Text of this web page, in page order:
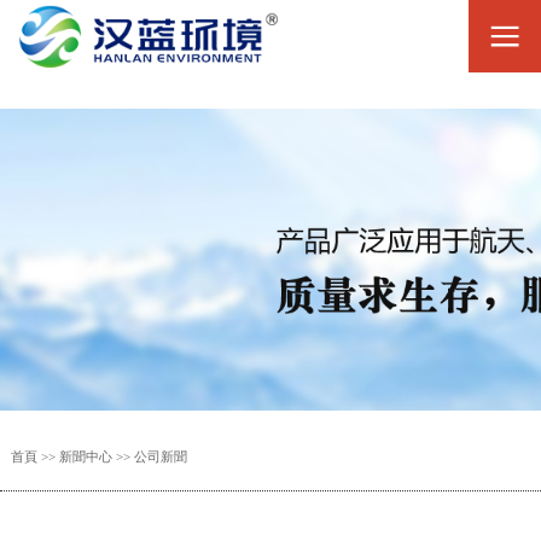
首頁>> 新聞中心>> 公司新聞